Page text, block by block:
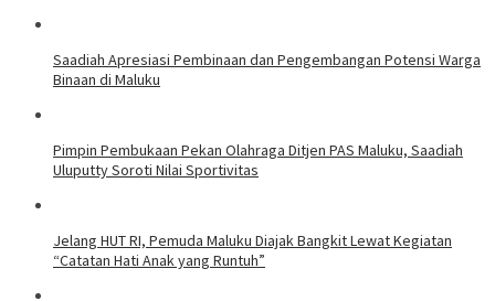
Saadiah Apresiasi Pembinaan dan Pengembangan Potensi Warga
Binaan di Maluku
Pimpin Pembukaan Pekan Olahraga Ditjen PAS Maluku, Saadiah
Uluputty Soroti Nilai Sportivitas
Jelang HUT RI, Pemuda Maluku Diajak Bangkit Lewat Kegiatan
“Catatan Hati Anak yang Runtuh”